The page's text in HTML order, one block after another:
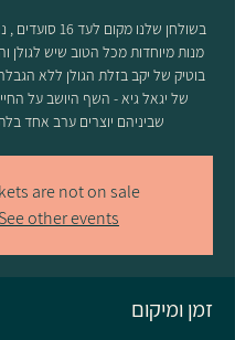
מנות מיוחדות מכל הטוב שיש לגולן
בוטיק של יקב בזלת הגולן ללא
של יגאל גיא - השף היושב על
שביניהם יוצרים ערב אחד
are not on sale
See other events
זמן ומיקום